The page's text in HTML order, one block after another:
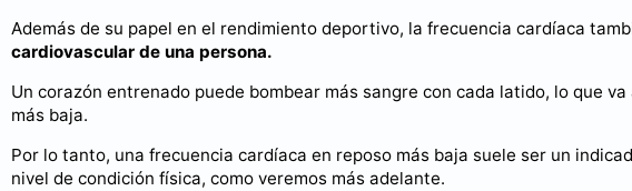
Además de su papel en el rendimiento deportivo, la frecuencia cardíaca
cardiovascular de una persona.
Un corazón entrenado puede bombear más sangre con cada latido, lo que
más baja.
Por lo tanto, una frecuencia cardíaca en reposo más baja suele ser un
nivel de condición física, como veremos más adelante.